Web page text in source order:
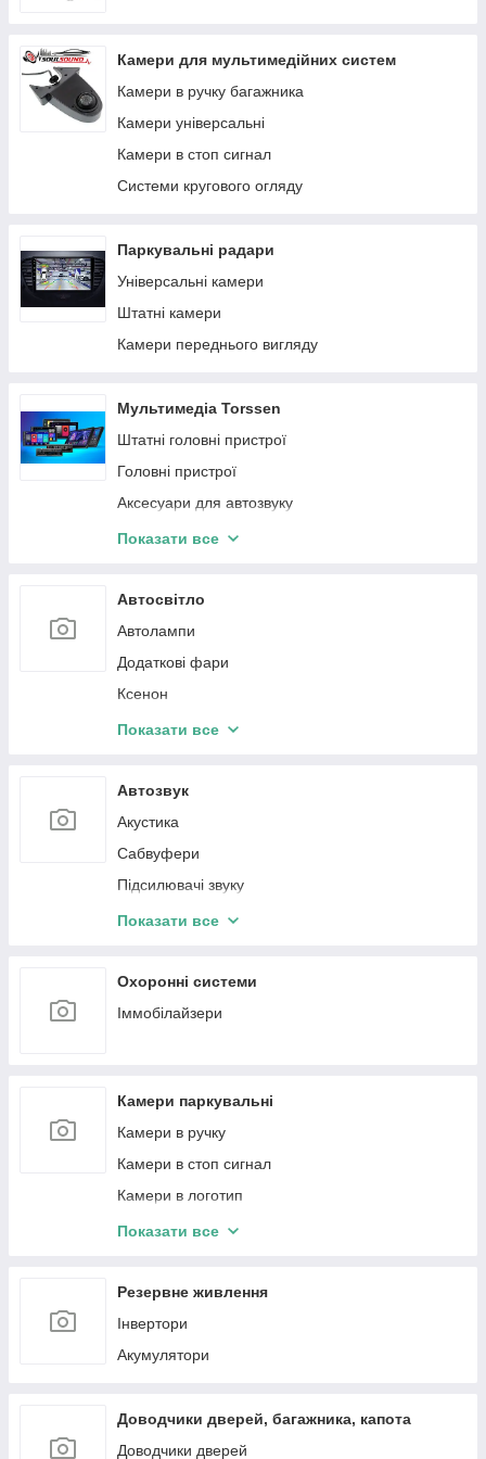
INFINITI
Land Rover
Honda
Bentley
BMW
Камери для мультимедійних систем
Камери в ручку багажника
Камери універсальні
Камери в стоп сигнал
Системи кругового огляду
Паркувальні радари
Універсальні камери
Штатні камери
Камери переднього вигляду
Мультимедіа Torssen
Штатні головні пристрої
Головні пристрої
Аксесуари для автозвуку
Датчики тиску в шинах
Панель клімат контролю
Очисник екрана
Показати все
Автосвітло
Автолампи
Додаткові фари
Ксенон
BI-LED лінзи
Показати все
Автозвук
Акустика
Сабвуфери
Підсилювачі звуку
Кабелі установлювальні
Показати все
Охоронні системи
Іммобілайзери
Камери паркувальні
Камери в ручку
Камери в стоп сигнал
Камери в логотип
Камери кругового огляду 360
Показати все
Резервне живлення
Інвертори
Акумулятори
Доводчики дверей, багажника, капота
Доводчики дверей